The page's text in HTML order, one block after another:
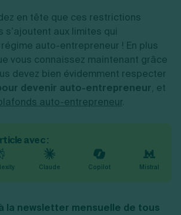
en tête que ces restrictions
s’ajoutent aux limites qui
auto-entrepreneur ! En plus
vous connaissez maintenant grâce
devez bien évidemment respecter
devenir auto-entrepreneur, et
auto-entrepreneur.
avec :
Claude Copilot Mistral
la newsletter mensuelle de tous